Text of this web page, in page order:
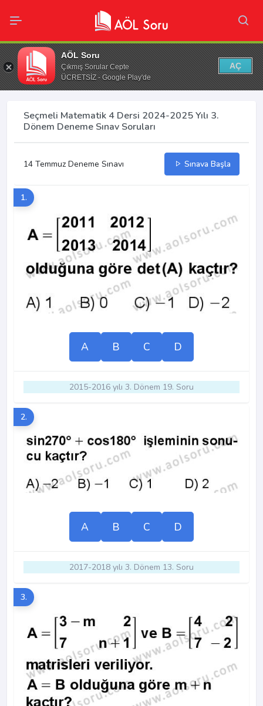
AÖL Soru
Çıkmış Sorular Cepte
ÜCRETSİZ - Google Play'de
AÇ
Seçmeli Matematik 4 Dersi 2024-2025 Yılı 3.
Dönem Deneme Sınav Soruları
14 Temmuz Deneme Sınavı Sınava Başla
1.
A B C D
2015-2016 yılı 3. Dönem 19. Soru
2.
A B C D
2017-2018 yılı 3. Dönem 13. Soru
3.